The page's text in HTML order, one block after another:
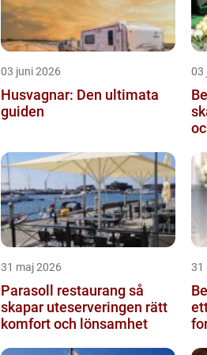
03 juni 2026
Husvagnar: Den ultimata
guiden
03
31 maj 2026
Parasoll restaurang så
skapar uteserveringen rätt
komfort och lönsamhet
31